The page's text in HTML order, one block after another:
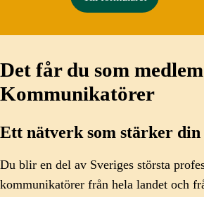
Det får du som
Kommunikatörer
Ett nätverk som stärker
Du blir en del av Sveriges största
kommunikatörer från hela landet och